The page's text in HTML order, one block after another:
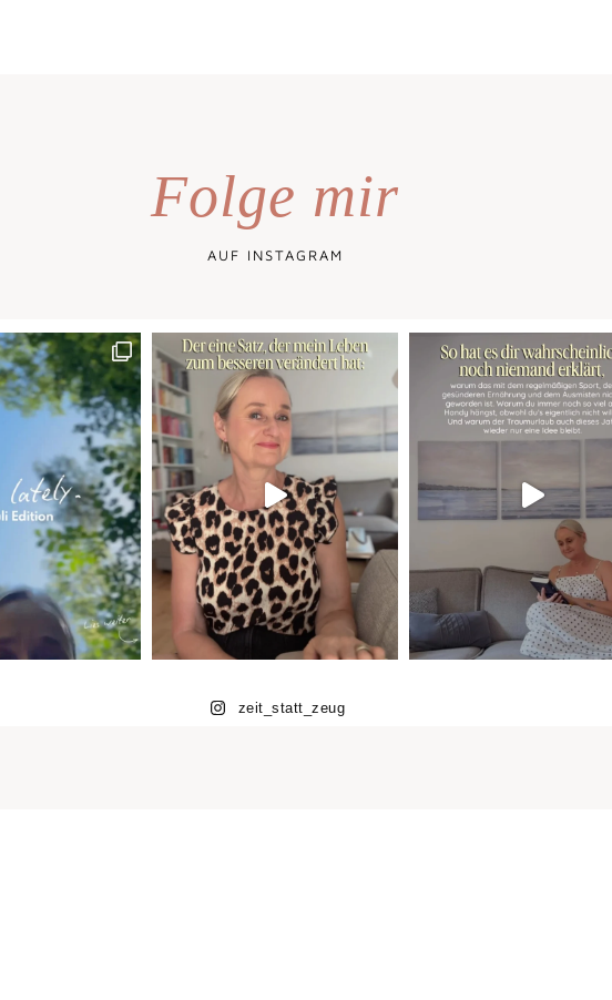
Folge mir
AUF INSTAGRAM
zeit_statt_zeug